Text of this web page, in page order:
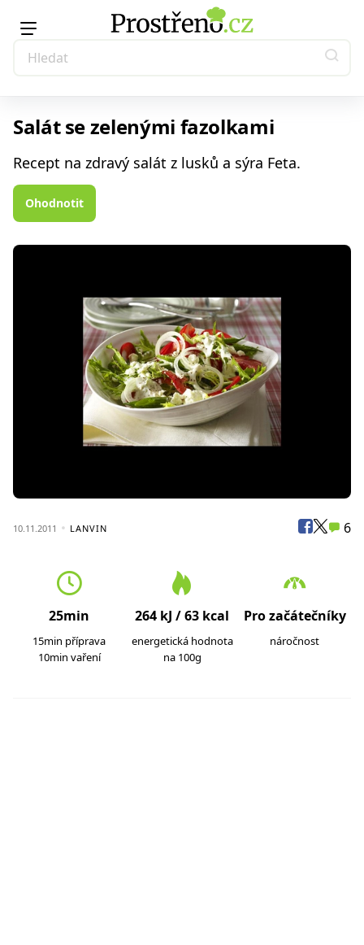
Salát se zelenými fazolkami
Recept na zdravý salát z lusků a sýra Feta.
Ohodnotit
10.11.2011 LANVIN 6
25min
15min příprava
10min vaření
264 kJ / 63 kcal
energetická hodnota
na 100g
Pro začátečníky
náročnost